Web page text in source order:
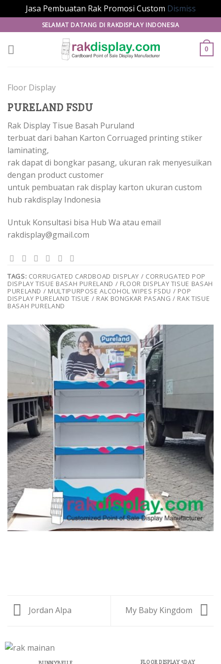
Jasa Pembuatan Rak Promosi Custom Dismiss
to
content
SELAMAT DATANG DI RAKDISPLAY INDONESIA
0
Floor Display
PURELAND FSDU
Rak Display Tisue Basah Puruland
terbuat dari bahan Karton Corruaged printing stiker
laminating,
rak dapat di bongkar pasang, ukuran rak menyesuikan
dengan product customer
untuk pembuatan rak display karton ukuran custom
hub rakdisplay Indonesia
Untuk Konsultasi bisa Hub Wa atau email
rakdisplay@gmail.com
TAGS: CORRUGATED CARDBOAD DISPLAY / CORRUGATED POP
DISPLAY TISUE BASAH PURELAND / FLOOR DISPLAY TISUE BASAH
PURELAND / MULTIPURPOSE ALCOHOL WIPES FSDU / POP
DISPLAY PURELAND TISUE / RAK BONGKAR PASANG / RAK TISUE
BASAH PURELAND
Jordan Alpa My Baby Kingdom
FLOOR DISPLAY 5DAY